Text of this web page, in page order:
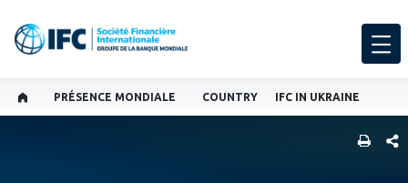
PRÉSENCE MONDIALE COUNTRY IFC IN UKRAINE